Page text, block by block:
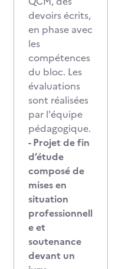
devoirs écrits,
en phase avec
les
compétences
du bloc. Les
évaluations
sont réalisées
par l'équipe
pédagogique.
- Projet de fin
d’étude
composé de
mises en
situation
professionnell
e et
soutenance
devant un